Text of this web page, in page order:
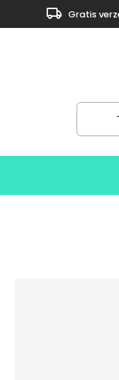
local_shipping Gratis